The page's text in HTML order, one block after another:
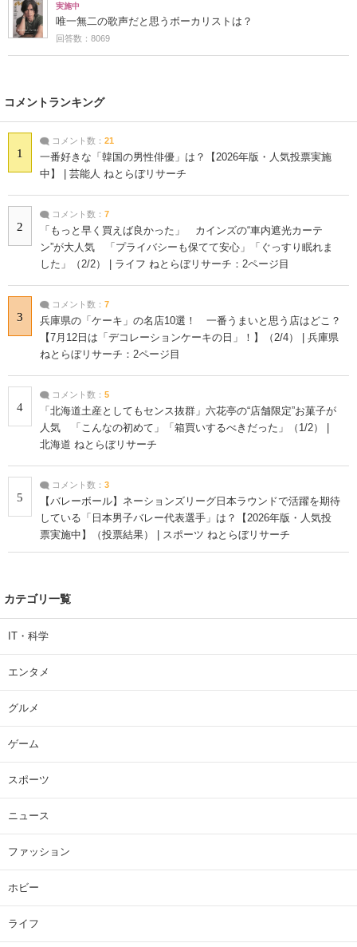
実施中
唯一無二の歌声だと思うボーカリストは？
回答数：8069
コメントランキング
1
コメント数： 21
一番好きな「韓国の男性俳優」は？【2026年版・人気投票実施
中】 | 芸能人 ねとらぼリサーチ
2
コメント数： 7
「もっと早く買えば良かった」 カインズの“車内遮光カーテ
ン”が大人気 「プライバシーも保てて安心」「ぐっすり眠れま
した」（2/2） | ライフ ねとらぼリサーチ：2ページ目
3
コメント数： 7
兵庫県の「ケーキ」の名店10選！ 一番うまいと思う店はどこ？
【7月12日は「デコレーションケーキの日」！】（2/4） | 兵庫県
ねとらぼリサーチ：2ページ目
4
コメント数： 5
「北海道土産としてもセンス抜群」六花亭の“店舗限定”お菓子が
人気 「こんなの初めて」「箱買いするべきだった」（1/2） |
北海道 ねとらぼリサーチ
5
コメント数： 3
【バレーボール】ネーションズリーグ日本ラウンドで活躍を期待
している「日本男子バレー代表選手」は？【2026年版・人気投
票実施中】（投票結果） | スポーツ ねとらぼリサーチ
カテゴリ一覧
IT・科学
エンタメ
グルメ
ゲーム
スポーツ
ニュース
ファッション
ホビー
ライフ